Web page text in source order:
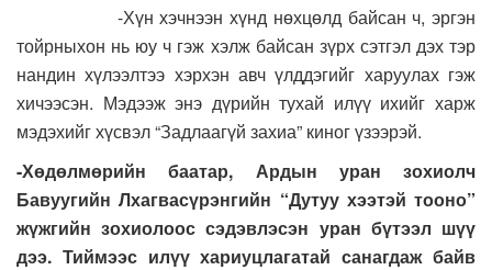
-Хүн хэчнээн хүнд нөхцөлд байсан ч, эргэн
тойрныхон нь юу ч гэж хэлж байсан зүрх сэтгэл дэх тэр
нандин хүлээлтээ хэрхэн авч үлддэгийг харуулах гэж
хичээсэн. Мэдээж энэ дүрийн тухай илүү ихийг харж
мэдэхийг хүсвэл “Задлаагүй захиа” киног үзээрэй.
-Хөдөлмөрийн баатар, Ардын уран зохиолч
Бавуугийн Лхагвасүрэнгийн “Дутуу хээтэй тооно”
жүжгийн зохиолоос сэдэвлэсэн уран бүтээл шүү
дээ. Тиймээс илүү хариуцлагатай санагдаж байв